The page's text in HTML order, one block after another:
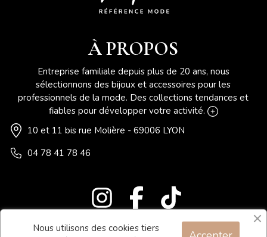
À PROPOS
Entreprise familiale depuis plus de 20 ans, nous
sélectionnons des bijoux et accessoires pour les
professionnels de la mode. Des collections tendances et
fiables pour développer votre activité.
10 et 11 bis rue Molière - 69006 LYON
04 78 41 78 46
Nous utilisons des cookies tiers